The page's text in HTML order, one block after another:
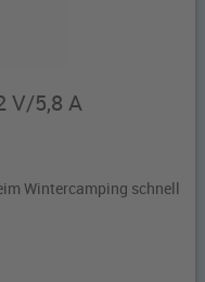
V/5,8 A
Wintercamping schnell